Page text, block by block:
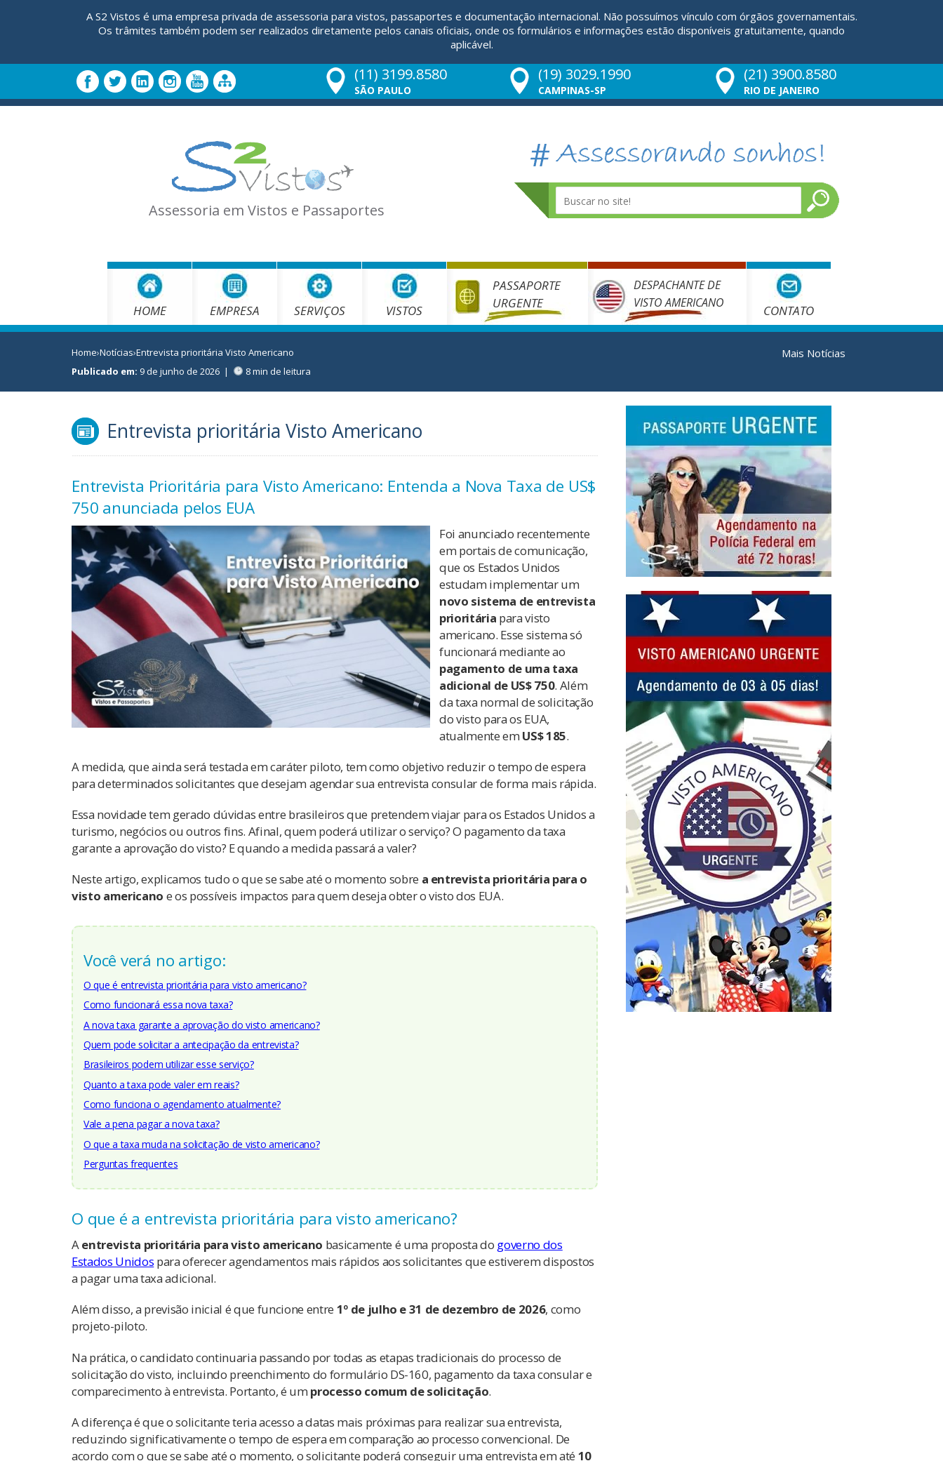
A S2 Vistos é uma empresa privada de assessoria para vistos, passaportes e documentação internacional. Não possuímos vínculo com órgãos governamentais.
Os trâmites também podem ser realizados diretamente pelos canais oficiais, onde os formulários e informações estão disponíveis gratuitamente, quando
aplicável.
(11) 3199.8580
SÃO PAULO
(19) 3029.1990
CAMPINAS-SP
(21) 3900.8580
RIO DE JANEIRO
Assessoria em Vistos e Passaportes
HOME EMPRESA SERVIÇOS VISTOS
PASSAPORTE
URGENTE
DESPACHANTE DE
VISTO AMERICANO
CONTATO
Home›Notícias›Entrevista prioritária Visto Americano
Publicado em: 9 de junho de 2026 | 8 min de leitura
Mais Notícias
Entrevista prioritária Visto Americano
Entrevista Prioritária para Visto Americano: Entenda a Nova Taxa de US$
750 anunciada pelos EUA
Foi anunciado recentemente
em portais de comunicação,
que os Estados Unidos
estudam implementar um
novo sistema de entrevista
prioritária para visto
americano. Esse sistema só
funcionará mediante ao
pagamento de uma taxa
adicional de US$ 750. Além
da taxa normal de solicitação
do visto para os EUA,
atualmente em US$ 185.
A medida, que ainda será testada em caráter piloto, tem como objetivo reduzir o tempo de espera
para determinados solicitantes que desejam agendar sua entrevista consular de forma mais rápida.
Essa novidade tem gerado dúvidas entre brasileiros que pretendem viajar para os Estados Unidos a
turismo, negócios ou outros fins. Afinal, quem poderá utilizar o serviço? O pagamento da taxa
garante a aprovação do visto? E quando a medida passará a valer?
Neste artigo, explicamos tudo o que se sabe até o momento sobre a entrevista prioritária para o
visto americano e os possíveis impactos para quem deseja obter o visto dos EUA.
Você verá no artigo:
O que é entrevista prioritária para visto americano?
Como funcionará essa nova taxa?
A nova taxa garante a aprovação do visto americano?
Quem pode solicitar a antecipação da entrevista?
Brasileiros podem utilizar esse serviço?
Quanto a taxa pode valer em reais?
Como funciona o agendamento atualmente?
Vale a pena pagar a nova taxa?
O que a taxa muda na solicitação de visto americano?
Perguntas frequentes
O que é a entrevista prioritária para visto americano?
Aentrevista prioritária para visto americano basicamente é uma proposta do governo dos
Estados Unidos para oferecer agendamentos mais rápidos aos solicitantes que estiverem dispostos
a pagar uma taxa adicional.
Além disso, a previsão inicial é que funcione entre 1º de julho e 31 de dezembro de 2026, como
projeto-piloto.
Na prática, o candidato continuaria passando por todas as etapas tradicionais do processo de
solicitação do visto, incluindo preenchimento do formulário DS-160, pagamento da taxa consular e
comparecimento à entrevista. Portanto, é um processo comum de solicitação.
A diferença é que o solicitante teria acesso a datas mais próximas para realizar sua entrevista,
reduzindo significativamente o tempo de espera em comparação ao processo convencional. De
acordo com o que se sabe até o momento, o solicitante poderá conseguir uma entrevista em até 10